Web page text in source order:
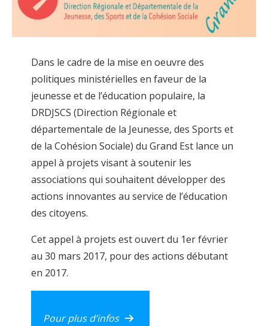
Dans le cadre de la mise en oeuvre des
politiques ministérielles en faveur de la
jeunesse et de l’éducation populaire, la
DRDJSCS (Direction Régionale et
départementale de la Jeunesse, des Sports et
de la Cohésion Sociale) du Grand Est lance un
appel à projets visant à soutenir les
associations qui souhaitent développer des
actions innovantes au service de l’éducation
des citoyens.
Cet appel à projets est ouvert du 1er février
au 30 mars 2017, pour des actions débutant
en 2017.
Pour plus d’infos